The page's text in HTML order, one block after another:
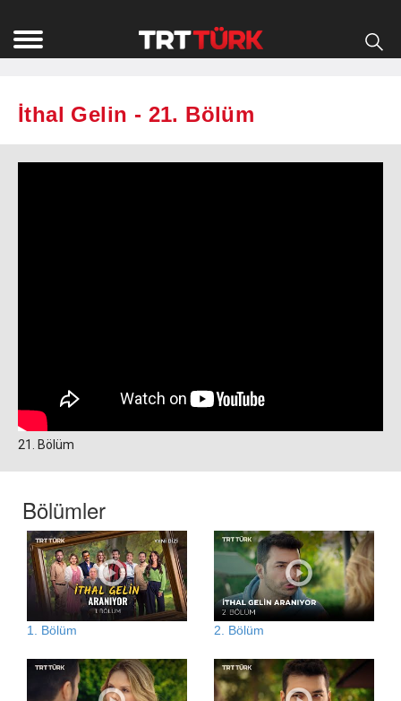
İthal Gelin - 21. Bölüm
21. Bölüm
Bölümler
1. Bölüm 2. Bölüm